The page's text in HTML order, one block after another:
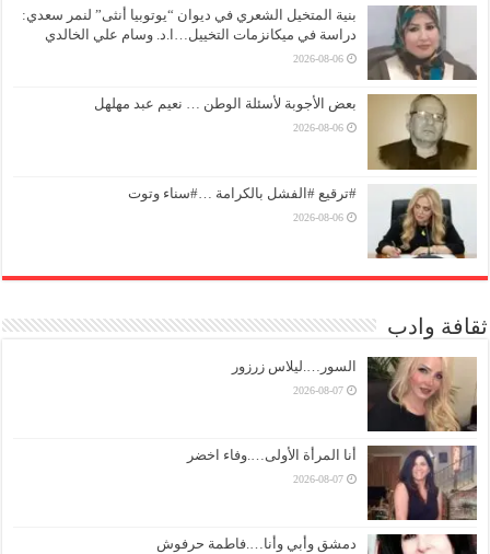
بنية المتخيل الشعري في ديوان “يوتوبيا أنثى” لنمر سعدي:
دراسة في ميكانزمات التخييل…ا.د. وسام علي الخالدي
2026-08-06
بعض الأجوبة لأسئلة الوطن … نعيم عبد مهلهل
2026-08-06
#ترقيع #الفشل بالكرامة …#سناء وتوت
2026-08-06
ثقافة وادب
السور….ليلاس زرزور
2026-08-07
أنا المرأة الأولى….وفاء اخضر
2026-08-07
دمشق وأبي وأنا….فاطمة حرفوش